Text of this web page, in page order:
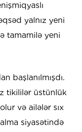
yalnız yeni
tamamilə yeni
başlanılmışdı.
tikililər üstünlük
və ailələr sıx
siyasətində